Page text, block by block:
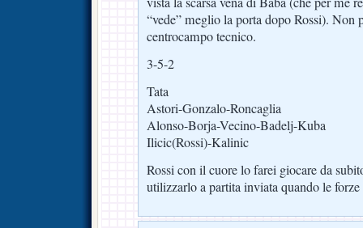
“vede” meglio la porta dopo Rossi). Non
centrocampo tecnico.
3-5-2
Tata
Astori-Gonzalo-Roncaglia
Alonso-Borja-Vecino-Badelj-Kuba
Ilicic(Rossi)-Kalinic
Rossi con il cuore lo farei giocare da
utilizzarlo a partita inviata quando le